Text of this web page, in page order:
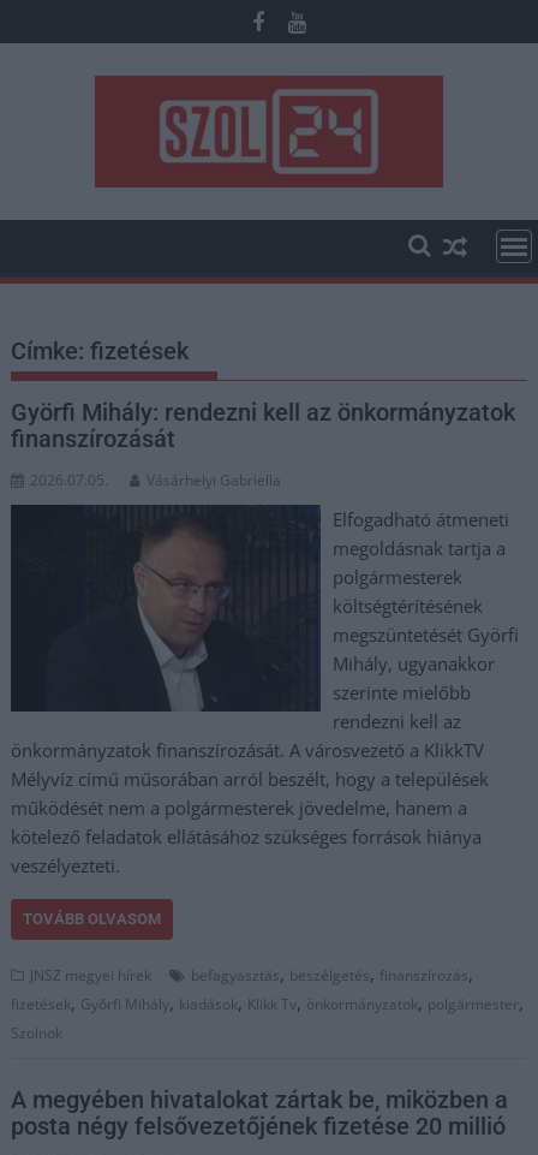
to
Címke:fizetések
Györfi Mihály: rendezni kell az önkormányzatok
finanszírozását
2026.07.05. Vásárhelyi Gabriella
Elfogadható átmeneti
megoldásnak tartja a
polgármesterek
költségtérítésének
megszüntetését Györfi
Mihály, ugyanakkor
szerinte mielőbb
rendezni kell az
önkormányzatok finanszírozását. A városvezető a KlikkTV
Mélyvíz című műsorában arról beszélt, hogy a települések
működését nem a polgármesterek jövedelme, hanem a
kötelező feladatok ellátásához szükséges források hiánya
veszélyezteti.
TOVÁBB OLVASOM
JNSZ megyei hírek befagyasztás, beszélgetés, finanszírozás,
fizetések, Győrfi Mihály, kiadások, Klikk Tv, önkormányzatok, polgármester,
Szolnok
A megyében hivatalokat zártak be, miközben a
posta négy felsővezetőjének fizetése 20 millió